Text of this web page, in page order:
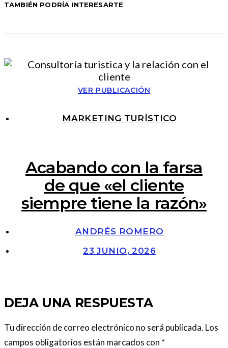
TAMBIÉN PODRÍA INTERESARTE
VER PUBLICACIÓN
MARKETING TURÍSTICO
Acabando con la farsa
de que «el cliente
siempre tiene la razón»
ANDRÉS ROMERO
23 JUNIO, 2026
DEJA UNA RESPUESTA
Tu dirección de correo electrónico no será publicada. Los
campos obligatorios están marcados con *